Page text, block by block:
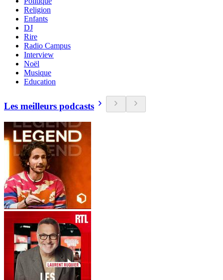
Religion
Enfants
DJ
Rire
Radio Campus
Interview
Noël
Musique
Education
Les meilleurs podcasts